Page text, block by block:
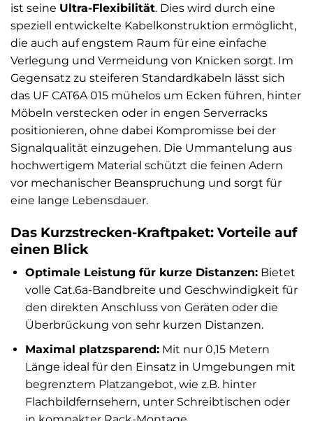
ist seine Ultra-Flexibilität. Dies wird durch eine
speziell entwickelte Kabelkonstruktion ermöglicht,
die auch auf engstem Raum für eine einfache
Verlegung und Vermeidung von Knicken sorgt. Im
Gegensatz zu steiferen Standardkabeln lässt sich
das UF CAT6A 015 mühelos um Ecken führen, hinter
Möbeln verstecken oder in engen Serverracks
positionieren, ohne dabei Kompromisse bei der
Signalqualität einzugehen. Die Ummantelung aus
hochwertigem Material schützt die feinen Adern
vor mechanischer Beanspruchung und sorgt für
eine lange Lebensdauer.
Das Kurzstrecken-Kraftpaket: Vorteile auf
einen Blick
Optimale Leistung für kurze Distanzen:Bietet
volle Cat.6a-Bandbreite und Geschwindigkeit für
den direkten Anschluss von Geräten oder die
Überbrückung von sehr kurzen Distanzen.
Maximal platzsparend:Mit nur 0,15 Metern
Länge ideal für den Einsatz in Umgebungen mit
begrenztem Platzangebot, wie z.B. hinter
Flachbildfernsehern, unter Schreibtischen oder